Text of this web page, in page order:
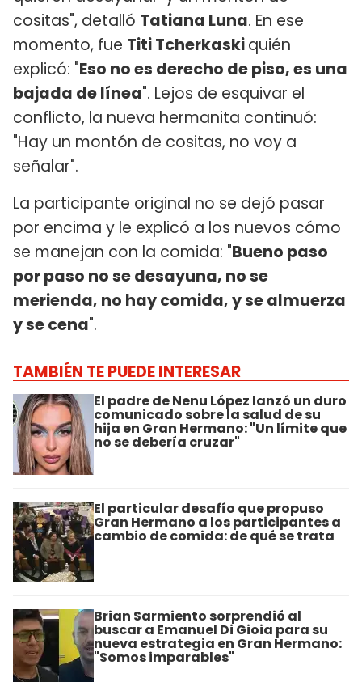
cositas", detalló Tatiana Luna. En ese
momento, fue Titi Tcherkaskiquién
explicó: "Eso no es derecho de piso, es una
bajada de línea". Lejos de esquivar el
conflicto, la nueva hermanita continuó:
"Hay un montón de cositas, no voy a
señalar".
La participante original no se dejó pasar
por encima y le explicó a los nuevos cómo
se manejan con la comida: "Bueno paso
por paso no se desayuna, no se
merienda, no hay comida, y se almuerza
y se cena".
TAMBIÉN TE PUEDE INTERESAR
El padre de Nenu López lanzó un duro
comunicado sobre la salud de su
hija en Gran Hermano: "Un límite que
no se debería cruzar"
El particular desafío que propuso
Gran Hermano a los participantes a
cambio de comida: de qué se trata
Brian Sarmiento sorprendió al
buscar a Emanuel Di Gioia para su
nueva estrategia en Gran Hermano:
"Somos imparables"